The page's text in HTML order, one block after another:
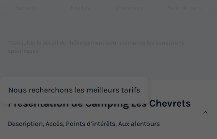
MOBILHOME 4 personnes - CORSAIRE Confort
du19/09/2026au26/09/2026
Meilleur prix pour 7 nuits
Nous recherchons les meilleurs tarifs
Présentation de Camping Les Chevrets
Description, Accès, Points d’intérêts, Aux alentours